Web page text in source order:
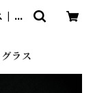
| 名
ラス